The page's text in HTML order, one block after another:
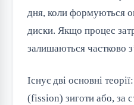
дня, коли формуються
диски. Якщо процес
залишаються частково
Існує дві основні
(fission) зиготи або, за